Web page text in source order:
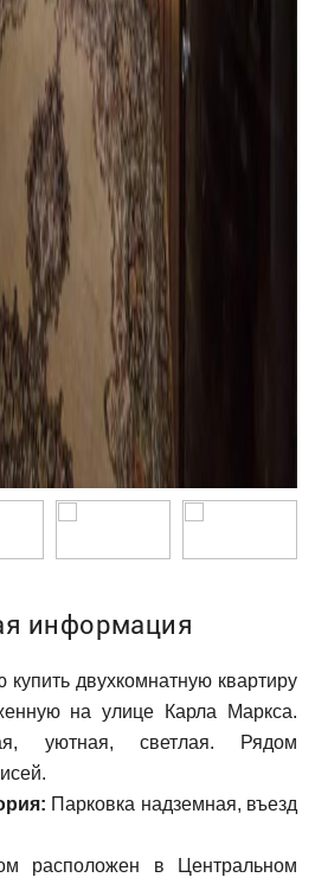
информация
купить двухкомнатную квартиру
на улице Карла Маркса.
уютная, светлая. Рядом
Парковка надземная, въезд
расположен в Центральном